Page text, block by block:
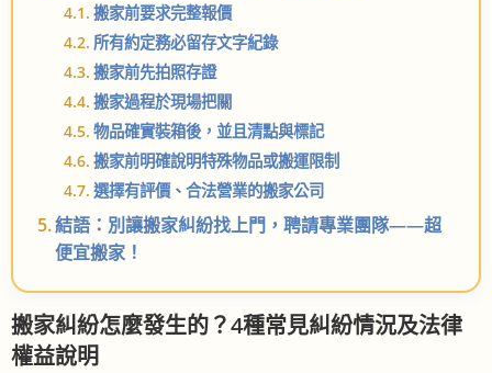
搬家前要求完整報價
所有約定務必留存文字紀錄
搬家前先拍照存證
搬家過程於現場把關
物品確實裝箱後，並且清點與標記
搬家前明確說明特殊物品或搬運限制
選擇有評價、合法營業的搬家公司
結語：別讓搬家糾紛找上門，聘請專業團隊——超
便宜搬家！
搬家糾紛怎麼發生的？4種常見糾紛情況及法律
權益說明